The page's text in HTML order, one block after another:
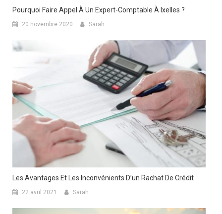
Pourquoi Faire Appel À Un Expert-Comptable À Ixelles ?
20 novembre 2020 Sarah
Les Avantages Et Les Inconvénients D’un Rachat De Crédit
22 avril 2021 Sarah